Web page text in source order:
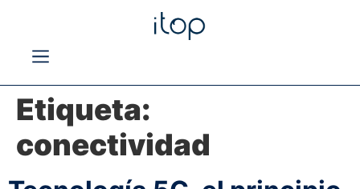
Etiqueta:
conectividad